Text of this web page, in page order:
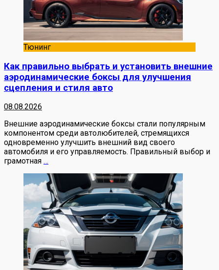
Тюнинг
Как правильно выбрать и установить внешние
аэродинамические боксы для улучшения
сцепления и стиля авто
08.08.2026
Внешние аэродинамические боксы стали популярным
компонентом среди автолюбителей, стремящихся
одновременно улучшить внешний вид своего
автомобиля и его управляемость. Правильный выбор и
грамотная …